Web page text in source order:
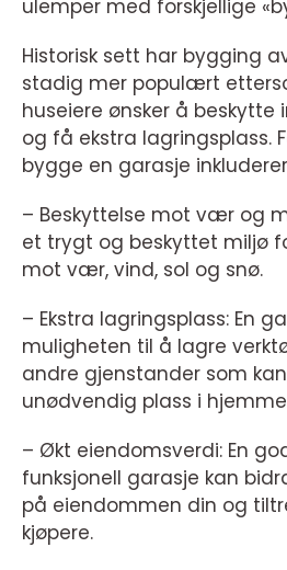
ulemper med forskjellige
Historisk sett har bygging
stadig mer populært
huseiere ønsker å beskytte
og få ekstra lagringsplass.
bygge en garasje
– Beskyttelse mot vær og
et trygt og beskyttet miljø
mot vær, vind, sol og snø.
– Ekstra lagringsplass: En
muligheten til å lagre
andre gjenstander som
unødvendig plass i
– Økt eiendomsverdi: En
funksjonell garasje kan
på eiendommen din og
kjøpere.